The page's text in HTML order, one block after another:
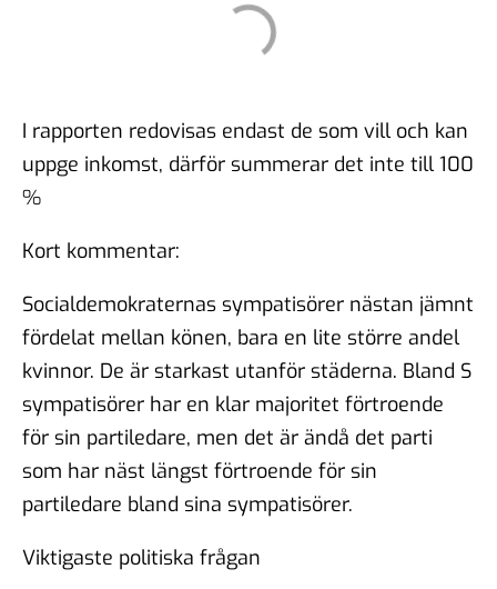
I rapporten redovisas endast de som vill och kan
uppge inkomst, därför summerar det inte till 100
%
Kort kommentar:
Socialdemokraternas sympatisörer nästan jämnt
fördelat mellan könen, bara en lite större andel
kvinnor. De är starkast utanför städerna. Bland S
sympatisörer har en klar majoritet förtroende
för sin partiledare, men det är ändå det parti
som har näst längst förtroende för sin
partiledare bland sina sympatisörer.
Viktigaste politiska frågan